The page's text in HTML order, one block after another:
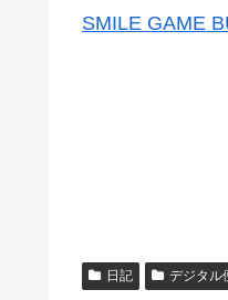
SMILE GAME
日記 デジタル